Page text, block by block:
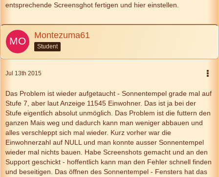
entsprechende Screensghot fertigen und hier einstellen.
Montezuma61
Student
Jul 13th 2015
Das Problem ist wieder aufgetaucht - Sonnentempel grade mal auf
Stufe 7, aber laut Anzeige 11545 Einwohner. Das ist ja bei der
Stufe eigentlich absolut unmöglich. Das Problem ist die futtern den
ganzen Mais weg und dadurch kann man weniger abbauen und
alles verschleppt sich mal wieder. Kurz vorher war die
Einwohnerzahl auf NULL und man konnte ausser Sonnentempel
wieder mal nichts bauen. Habe Screenshots gemacht und an den
Support geschickt - hoffentlich kann man den Fehler schnell finden
und beseitigen. Das öffnen des Sonnentempel - Fensters hat das